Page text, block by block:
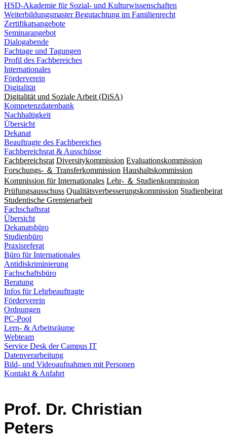
HSD-Akademie für Sozial- und Kulturwissenschaften
Weiterbildungsmaster Begutachtung im Familienrecht
Zertifikatsangebote
Seminarangebot
Dialogabende
Fachtage und Tagungen
Profil des Fachbereiches
Internationales
Förderverein
Digitalität
Digitalität und Soziale Arbeit (DiSA)
Kompetenzdatenbank
Nachhaltigkeit
Übersicht
Dekanat
Beauftragte des Fachbereiches
Fachbereichsrat & Ausschüsse
Fachbereichsrat Diversitykommission Evaluationskommission
Forschungs- ＆ Transferkommission Haushaltskommission
Kommission für Internationales Lehr- ＆ Studienkommission
Prüfungsausschuss Qualitätsverbesserungskommission Studienbeirat
Studentische Gremienarbeit
Fachschaftsrat
Übersicht
Dekanatsbüro
Studienbüro
Praxisreferat
Büro für Internationales
Antidiskriminierung
Fachschaftsbüro
Beratung
Infos für Lehrbeauftragte
Förderverein
Ordnungen
PC-Pool
Lern- & Arbeitsräume
Webteam
Service Desk der Campus IT
Datenverarbeitung
Bild- und Videoaufnahmen mit Personen
Kontakt & Anfahrt
Prof. Dr. Christian
Peters